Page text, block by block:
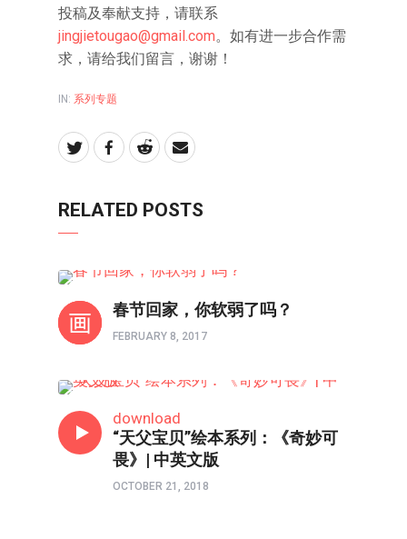
投稿及奉献支持，请联系
jingjietougao@gmail.com。如有进一步合作需
求，请给我们留言，谢谢！
IN: 系列专题
RELATED POSTS
春节回家，你软弱了吗？
FEBRUARY 8, 2017
download
“天父宝贝”绘本系列：《奇妙可
畏》| 中英文版
OCTOBER 21, 2018